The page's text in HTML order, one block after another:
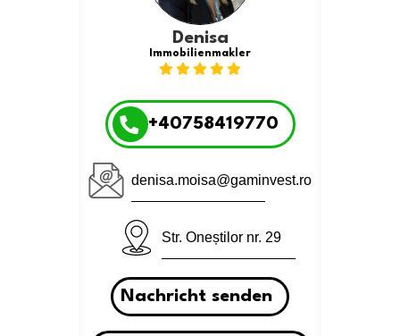
Denisa
Immobilienmakler
+40758419770
denisa.moisa@gaminvest.ro
Str. Oneștilor nr. 29
Nachricht senden